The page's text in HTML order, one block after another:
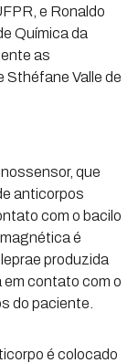
e Ronaldo
Química da
as
Sthéfane Valle de
que
anticorpos
com o bacilo
é
produzida
contato com o
do paciente.
é colocado